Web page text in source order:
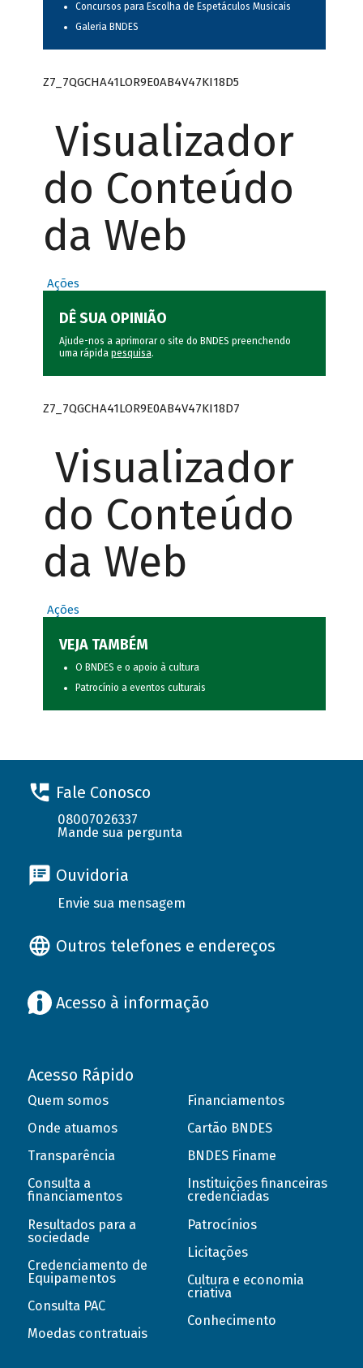
Concursos para Escolha de Espetáculos Musicais
Galeria BNDES
Z7_7QGCHA41LOR9E0AB4V47KI18D5
Visualizador
do Conteúdo
da Web
Ações
DÊ SUA OPINIÃO
Ajude-nos a aprimorar o site do BNDES preenchendo
uma rápida pesquisa.
Z7_7QGCHA41LOR9E0AB4V47KI18D7
Visualizador
do Conteúdo
da Web
Ações
VEJA TAMBÉM
O BNDES e o apoio à cultura
Patrocínio a eventos culturais
Fale Conosco
08007026337
Mande sua pergunta
Ouvidoria
Envie sua mensagem
Outros telefones e endereços
Acesso à informação
Acesso Rápido
Quem somos
Onde atuamos
Transparência
Consulta a
financiamentos
Resultados para a
sociedade
Credenciamento de
Equipamentos
Consulta PAC
Moedas contratuais
Financiamentos
Cartão BNDES
BNDES Finame
Instituições financeiras
credenciadas
Patrocínios
Licitações
Cultura e economia
criativa
Conhecimento